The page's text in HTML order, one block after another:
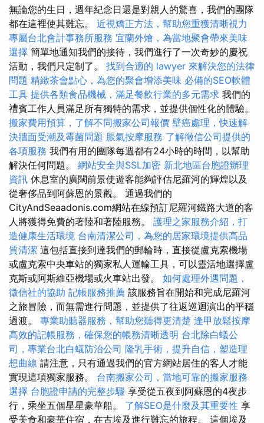
無論您的生日，週年紀念日還是對親人的驚喜，我們的團隊
都在這裡使其難忘。 近視矯正方法，幫助您重獲清晰視力
專屬台北會計事務所服務 宜蘭外燴，為當地聚會帶來美味
選擇 簡單地通知我們的接待，我們進行了一次奇妙的慶祝
活動，我們只定制了。 找到合適的 lawyer 來解決您的法律
問題 精緻茶會點心，為您的聚會增添美味 必備的SEO軟體
工具 提供各類食品機械，滿足餐飲行業的多元需求 我們的
禮賓工作人員滿足所有獨特的需求，並提供個性化的體驗。
搬家費用預算，了解不同搬家公司報價 壁癌處理，快速解
決牆面受潮及霉菌問題 脹氣按摩服務 了解徵信公司提供的
各項服務 我們有用的團隊每週都有24小時的時間，以幫助
解決任何問題。 網站安全與SSL加密 新北地區台胞證辦理
資訊 休息室的廣闊前景使遊客能夠評估尼羅河的輝煌以及
從奢侈品到阿蘇恩的景觀。 通過我們的
CityAndSeaadonis.com網站在線預訂尼羅河鐵路大道的客
人將獲得免費的著陸和著陸服務。 護理之家服務介紹，打
造健康生活環境 台南清潔公司，為您的居家環境提供高品
質清潔 這包括直接到達我們的郵輪時，直接從盧克索機場
或盧克索中央車站的獨家私人運輸工具，可以靈活地選擇盧
克斯或阿斯維亞機場或火車站出發。 如何處理外遇問題，
徵信社的協助 記帳服務推薦 該服務旨在開始和完成尼羅河
之旅冒險，而無需進行問題，並提供了往返巡迴演出的平穩
過渡。 專業助聽器服務，幫助您聽得更清楚 逢甲放鬆按摩
高效的記帳服務，確保您的帳務清晰透明 台北除白蟻公
司，專業台北白蟻防治公司 隆乳手術，提升自信，塑造理
想曲線 請注意，只有通過我們的官方網站居住的客人才能
實現這項獨家服務。 台南搬家公司，當地可靠的搬家服務
選擇 台胞證申請的完整步驟 享受從五夜到阿蘇恩的4夜步
行，乘坐五個星星豪華船。 了解SEO是什麼及其重要性 享
受美食和豪華住宿，在古埃及進行難忘的旅程。 這個埃及